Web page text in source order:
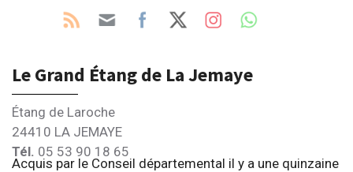
Le Grand Étang de La Jemaye
Étang de Laroche
24410 LA JEMAYE
Tél. 05 53 90 18 65
Acquis par le Conseil départemental il y a une quinzaine